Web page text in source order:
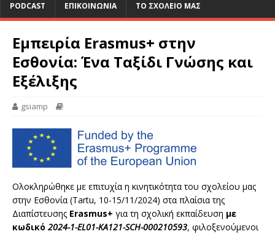
PODCAST ΕΠΙΚΟΙΝΩΝΙΑ ΤΟ ΣΧΟΛΕΙΟ ΜΑΣ
Εμπειρία Erasmus+ στην
Εσθονία: Ένα Ταξίδι Γνώσης και
Εξέλιξης
gsiamp
Ολοκληρώθηκε με επιτυχία η κινητικότητα του σχολείου μας
στην Εσθονία (Tartu, 10-15/11/2024) στα πλαίσια της
Διαπίστευσης Erasmus+ για τη σχολική εκπαίδευση με
κωδικό 2024-1-EL01-KA121-SCH-000210593, φιλοξενούμενοι